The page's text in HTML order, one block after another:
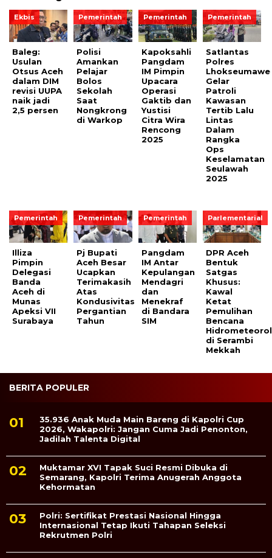
Ekbis
Baleg:
Usulan
Otsus Aceh
dalam DIM
revisi UUPA
naik jadi
2,5 persen
Pemerintah
Polisi
Amankan
Pelajar
Bolos
Sekolah
Saat
Nongkrong
di Warkop
Pemerintah
Kapoksahli
Pangdam
IM Pimpin
Upacara
Operasi
Gaktib dan
Yustisi
Citra Wira
Rencong
2025
Pemerintah
Satlantas
Polres
Lhokseumawe
Gelar
Patroli
Kawasan
Tertib Lalu
Lintas
Dalam
Rangka
Ops
Keselamatan
Seulawah
2025
Pemerintah
Illiza
Pimpin
Delegasi
Banda
Aceh di
Munas
Apeksi VII
Surabaya
Pemerintah
Pj Bupati
Aceh Besar
Ucapkan
Terimakasih
Atas
Kondusivitas
Pergantian
Tahun
Pemerintah
Pangdam
IM Antar
Kepulangan
Mendagri
dan
Menekraf
di Bandara
SIM
Parlementarial
DPR Aceh
Bentuk
Satgas
Khusus:
Kawal
Ketat
Pemulihan
Bencana
di Serambi
Mekkah
BERITA POPULER
35.936 Anak Muda Main Bareng di Kapolri Cup
2026, Wakapolri: Jangan Cuma Jadi Penonton,
Jadilah Talenta Digital
Muktamar XVI Tapak Suci Resmi Dibuka di
Semarang, Kapolri Terima Anugerah Anggota
Kehormatan
Polri: Sertifikat Prestasi Nasional Hingga
Internasional Tetap Ikuti Tahapan Seleksi
Rekrutmen Polri